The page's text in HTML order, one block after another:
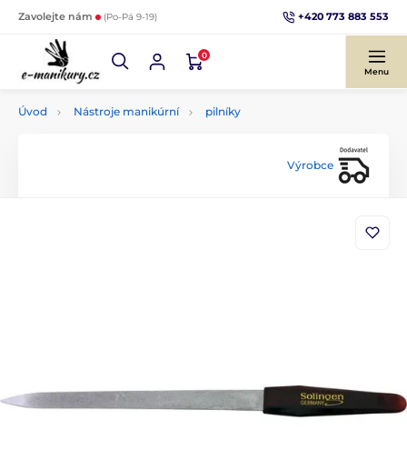
Zavolejte nám (Po-Pá 9-19) +420 773 883 553
0
Menu
Úvod Nástroje manikúrní pilníky
Výrobce